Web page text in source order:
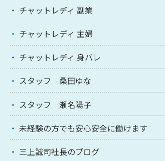
チャットレディ 副業
チャットレディ 主婦
チャットレディ 身バレ
スタッフ 桑田ゆな
スタッフ 瀬名陽子
未経験の方でも安心安全に働けます
三上誠司社長のブログ